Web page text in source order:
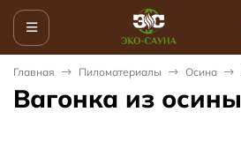
Главная Пиломатериалы Осина
Вагонка из осины